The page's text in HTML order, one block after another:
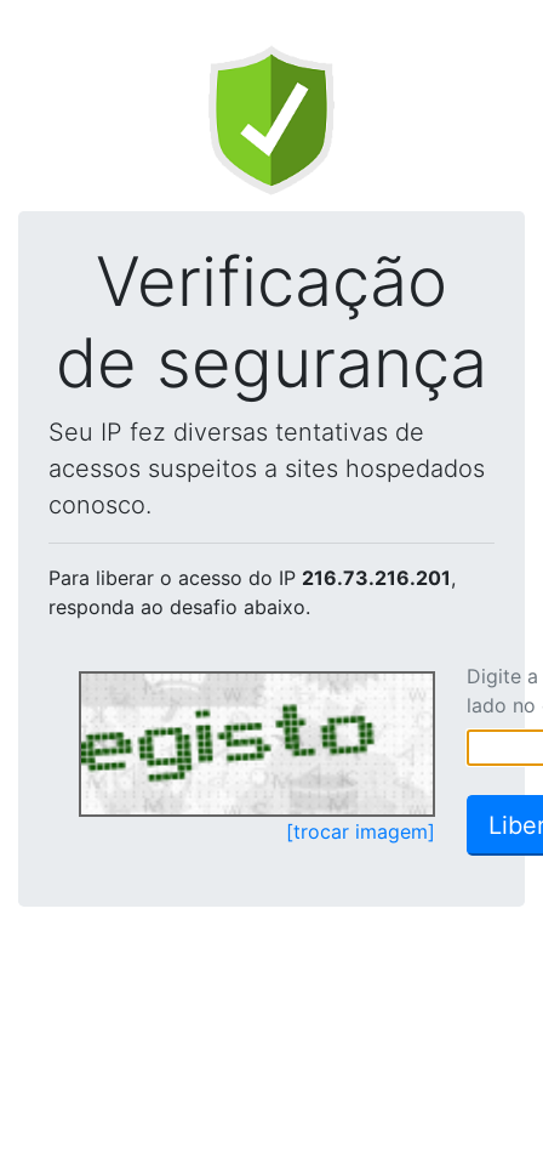
Verificação
de segurança
Seu IP fez diversas tentativas de
acessos suspeitos a sites hospedados
conosco.
Para liberar o acesso do IP 216.73.216.201,
responda ao desafio abaixo.
[trocar imagem]
Digite
lado no